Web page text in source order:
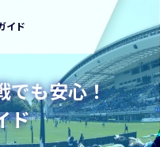
イド
でも安心！
ド